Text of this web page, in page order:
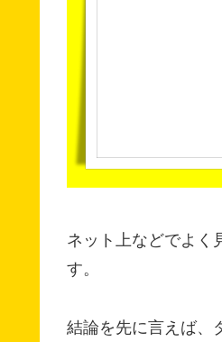
ネット上などでよく
す。
結論を先に言えば、